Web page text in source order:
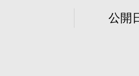
公開